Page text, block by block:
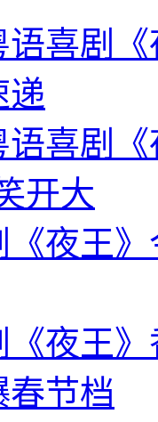
喜剧
递
喜剧
开大
夜王
夜王
节档